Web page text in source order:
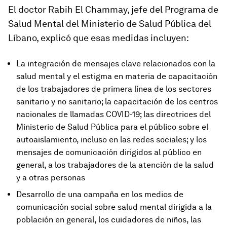
El doctor Rabih El Chammay, jefe del Programa de
Salud Mental del Ministerio de Salud Pública del
Líbano, explicó que esas medidas incluyen:
La integración de mensajes clave relacionados con la
salud mental y el estigma en materia de capacitación
de los trabajadores de primera línea de los sectores
sanitario y no sanitario; la capacitación de los centros
nacionales de llamadas COVID-19; las directrices del
Ministerio de Salud Pública para el público sobre el
autoaislamiento, incluso en las redes sociales; y los
mensajes de comunicación dirigidos al público en
general, a los trabajadores de la atención de la salud
y a otras personas
Desarrollo de una campaña en los medios de
comunicación social sobre salud mental dirigida a la
población en general, los cuidadores de niños, las